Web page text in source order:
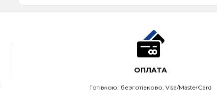
ОПЛАТА
Готівкою, безготівково, Visa/MasterCard